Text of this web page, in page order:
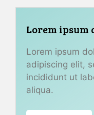
Lorem ipsum
Lorem ipsum
adipiscing elit,
incididunt ut
aliqua.